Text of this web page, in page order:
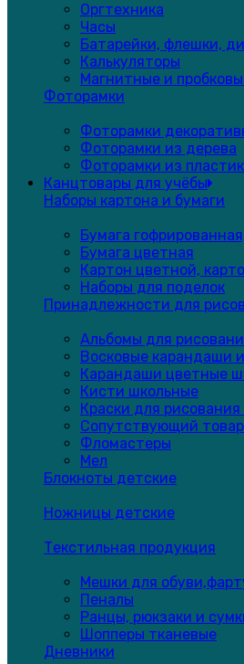
Оргтехника
Часы
Батарейки, флешки,
Калькуляторы
Магнитные и
Фоторамки
Фоторамки
Фоторамки из дерева
Фоторамки из
Канцтовары для учёбы
Наборы картона и бумаги
Бумага
Бумага цветная
Картон цветной,
Наборы для поделок
Принадлежности для
Альбомы для
Восковые карандаши
Карандаши цветные
Кисти школьные
Краски для
Сопутствующий
Фломастеры
Мел
Блокноты детские
Ножницы детские
Текстильная продукция
Мешки для
Пеналы
Ранцы, рюкзаки и
Шопперы тканевые
Дневники